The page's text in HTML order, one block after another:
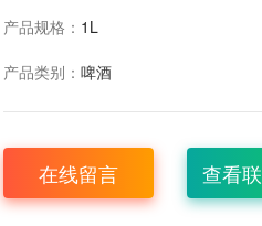
产品规格： 1L
产品类别： 啤酒
在线留言 查看